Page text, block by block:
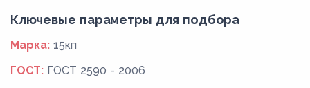
Ключевые параметры для подбора
Марка: 15кп
ГОСТ: ГОСТ 2590 - 2006